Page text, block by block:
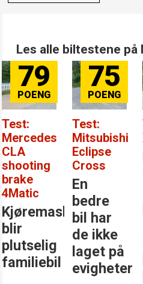
Les alle biltestene på
79
Test:
Mercedes
CLA
shooting
brake
4Matic
Kjøremaskinen
blir
plutselig
familiebil
75
Test:
Mitsubishi
Eclipse
Cross
En
bedre
bil har
de ikke
laget på
evigheter